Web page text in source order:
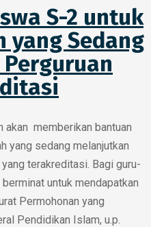
S-2 untuk
yang Sedang
akan memberikan bantuan
yang sedang melanjutkan
terakreditasi. Bagi guru-
untuk mendapatkan
Permohonan yang
Pendidikan Islam, u.p.